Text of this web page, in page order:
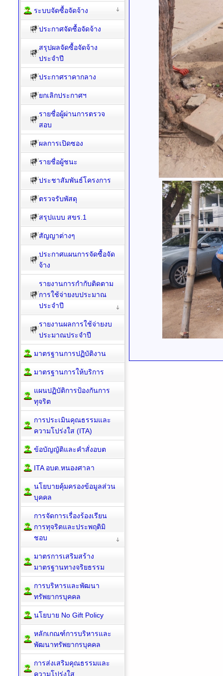
ระบบจัดซื้อจัดจ้าง
ประกาศจัดซื้อจัดจ้าง
สรุปผลจัดซื้อจัดจ้าง
ประจำปี
ประกาศราคากลาง
ยกเลิกประกาศฯ
รายชื่อผู้ผ่านการตรวจ
สอบ
ผลการเปิดซอง
รายชื่อผู้ชนะ
ประชาสัมพันธ์โครงการ
ตรวจรับพัสดุ
สรุปแบบ สขร.1
สัญญาต่างๆ
ประกาศแผนการจัดซื้อจัด
จ้าง
รายงานการกำกับติดตาม
การใช้จ่ายงบประมาณ
ประจำปี
รายงานผลการใช้จ่ายงบ
ประมาณประจำปี
มาตรฐานการปฏิบัติงาน
มาตรฐานการให้บริการ
แผนปฏิบัติการป้องกันการ
ทุจริต
การประเมินคุณธรรมและ
ความโปร่งใส (ITA)
ข้อบัญญัติและคำสั่งอบต
ITA อบต.หนองศาลา
นโยบายคุ้มครองข้อมูลส่วน
บุคคล
การจัดการเรื่องร้องเรียน
การทุจริตและประพฤติมิ
ชอบ
มาตรการเสริมสร้าง
มาตรฐานทางจริยธรรม
การบริหารและพัฒนา
ทรัพยากรบุคคล
นโยบาย No Gift Policy
หลักเกณฑ์การบริหารและ
พัฒนาทรัพยากรบุคคล
การส่งเสริมคุณธรรมและ
ความโปร่งใส